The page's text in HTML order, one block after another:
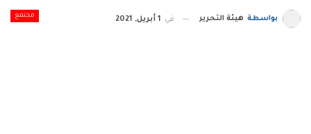
مجتمع بواسطة هيئة التحرير في 1 أبريل, 2021